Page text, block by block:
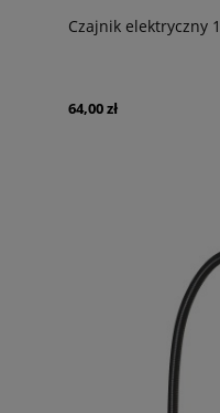
Czajnik elektryczny
64,00 zł